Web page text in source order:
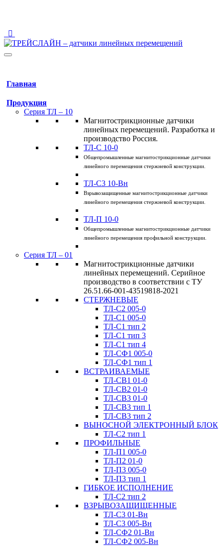
Главная
Продукция
Серия ТЛ – 10
Магнитострикционные датчики
линейных перемещений. Разработка и
производство Россия.
ТЛ-C 10-0
Общепромышленные магнитострикционные датчики
линейного перемещения стержневой конструкции.
ТЛ-C3 10-Вн
Взрывозащищенные магнитострикционные датчики
линейного перемещения стержневой конструкции.
ТЛ-П 10-0
Общепромышленные магнитострикционные датчики
линейного перемещения профильной конструкции.
Серия ТЛ – 01
Магнитострикционные датчики
линейных перемещений. Серийное
производство в соответствии с ТУ
26.51.66-001-43519818-2021
СТЕРЖНЕВЫЕ
ТЛ-C2 005-0
ТЛ-C1 005-0
ТЛ-C1 тип 2
ТЛ-C1 тип 3
ТЛ-С1 тип 4
ТЛ-CФ1 005-0
ТЛ-CФ1 тип 1
ВСТРАИВАЕМЫЕ
ТЛ-CВ1 01-0
ТЛ-CВ2 01-0
ТЛ-CВ3 01-0
ТЛ-CВ3 тип 1
ТЛ-CВ3 тип 2
ВЫНОСНОЙ ЭЛЕКТРОННЫЙ БЛОК
ТЛ-C2 тип 1
ПРОФИЛЬНЫЕ
ТЛ-П1 005-0
ТЛ-П2 01-0
ТЛ-П3 005-0
ТЛ-П3 тип 1
ГИБКОЕ ИСПОЛНЕНИЕ
ТЛ-C2 тип 2
ВЗРЫВОЗАЩИЩЕННЫЕ
ТЛ-C3 01-Вн
ТЛ-C3 005-Вн
ТЛ-CФ2 01-Вн
ТЛ-CФ2 005-Вн